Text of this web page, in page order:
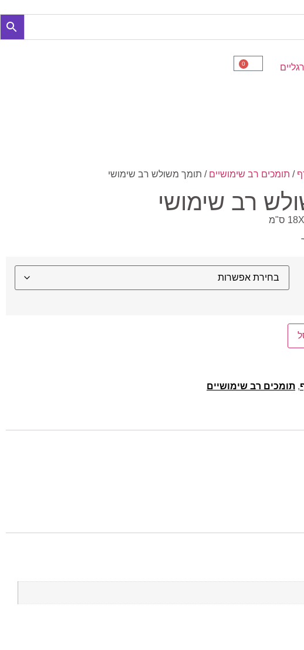
רגליים 0
/ תומכים רב שימושיים / תומך משולש רב שימושי
רב שימושי
, תומכים רב שימושיים